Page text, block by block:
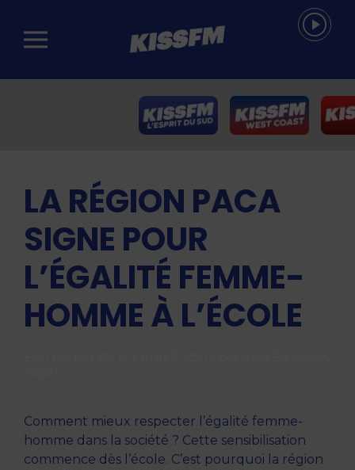
Passer au contenu principal
LA RÉGION PACA
SIGNE POUR
L’ÉGALITÉ FEMME-
HOMME À L’ÉCOLE
Comment mieux respecter l’égalité femme-
homme dans la société ? Cette sensibilisation
commence dès l’école. C’est pourquoi la région